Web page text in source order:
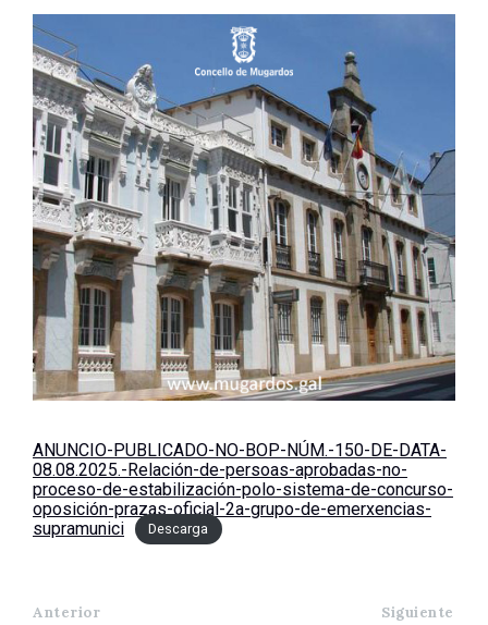
ANUNCIO-PUBLICADO-NO-BOP-NÚM.-150-DE-DATA-
08.08.2025.-Relación-de-persoas-aprobadas-no-
proceso-de-estabilización-polo-sistema-de-concurso-
oposición-prazas-oficial-2a-grupo-de-emerxencias-
supramunici
Descarga
Anterior Siguiente